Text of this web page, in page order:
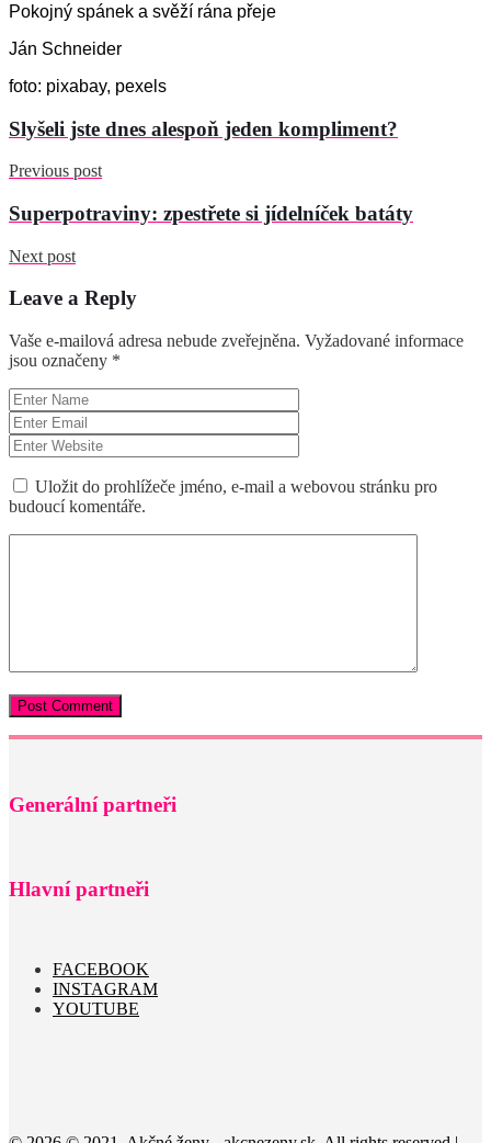
Pokojný spánek a svěží rána přeje
Ján Schneider
foto: pixabay, pexels
Slyšeli jste dnes alespoň jeden kompliment?
Previous post
Superpotraviny: zpestřete si jídelníček batáty
Next post
Leave a Reply
Vaše e-mailová adresa nebude zveřejněna. Vyžadované informace
jsou označeny *
Uložit do prohlížeče jméno, e-mail a webovou stránku pro
budoucí komentáře.
Generální partneři
Hlavní partneři
FACEBOOK
INSTAGRAM
YOUTUBE